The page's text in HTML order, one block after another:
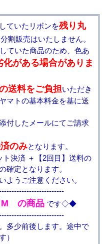
ていたリボンを残り丸
割販売はいたしません。
ていた商品のため、色あ
化がある場合がありま
送料をご負担いただき
マトの基本料金を基に送
付したメールにてご請求
のみとなります。
ト決済 ＋【2回目】送料の
確定となります。
ようご注意ください。
M の商品です◇◆
多少前後します。途中で
）